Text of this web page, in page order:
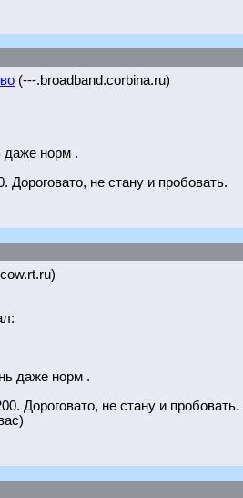
(---.broadband.corbina.ru)
даже норм .
Дороговато, не стану и пробовать.
даже норм .
Дороговато, не стану и пробовать.